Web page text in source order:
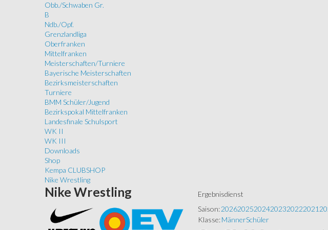
Obb./Schwaben Gr.
B
Ndb./Opf.
Grenzlandliga
Oberfranken
Mittelfranken
Meisterschaften/Turniere
Bayerische Meisterschaften
Bezirksmeisterschaften
Turniere
BMM Schüler/Jugend
Bezirkspokal Mittelfranken
Landesfinale Schulsport
WK II
WK III
Downloads
Shop
Kempa CLUBSHOP
Nike Wrestling
Ergebnisdienst
Saison: 202620252024202320222021
Klasse: MännerSchüler
Nike Wrestling